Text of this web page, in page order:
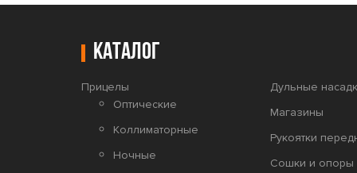
Каталог
Прицелы
Оптические
Коллиматорные
Ночные
Дульные
Магазины
Рукоятки
Сошки и опоры